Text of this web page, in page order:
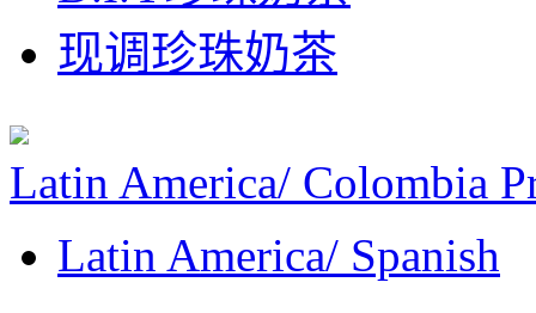
现调珍珠奶茶
Latin America/ Colombia
Latin America/ Spanish